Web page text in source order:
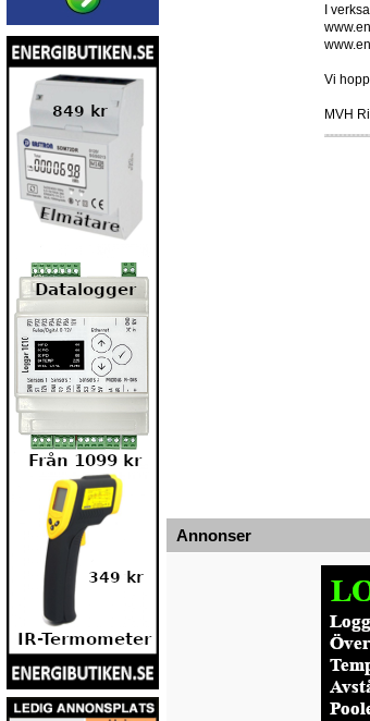
I
Vi
MVH
Annonser